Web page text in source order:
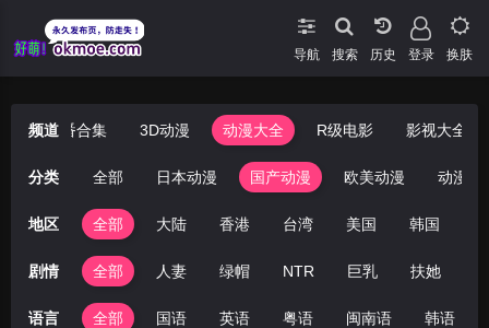
导航 搜索 登录 换肤
频道哩番合集 3D动漫 动漫大全 R级电影 影视大全
分类 全部 日本动漫 国产动漫 欧美动漫 动漫电
地区 全部 大陆 香港 台湾 美国 韩国
剧情 全部 人妻 绿帽 NTR 巨乳 扶她
语言 全部 国语 英语 粤语 闽南语 韩语